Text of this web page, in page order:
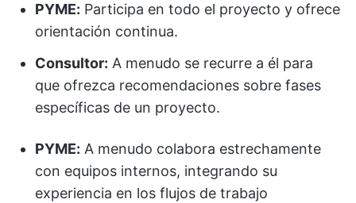
PYME: Participa en todo el proyecto y ofrece
orientación continua.
Consultor: A menudo se recurre a él para
que ofrezca recomendaciones sobre fases
específicas de un proyecto.
PYME: A menudo colabora estrechamente
con equipos internos, integrando su
experiencia en los flujos de trabajo